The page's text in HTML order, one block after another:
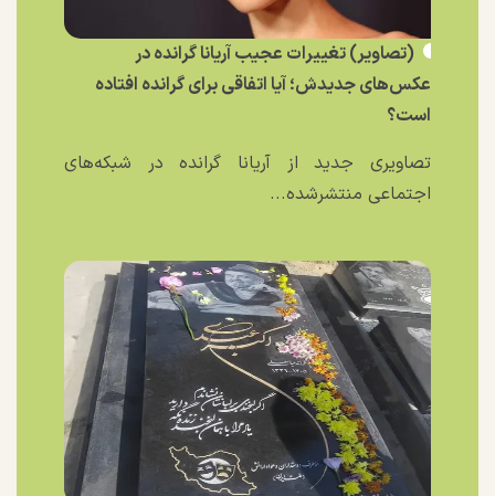
(تصاویر) تغییرات عجیب آریانا گرانده در
عکس‌های جدیدش؛ آیا اتفاقی برای گرانده افتاده
است؟
تصاویری جدید از آریانا گرانده در شبکه‌های
اجتماعی منتشرشده...